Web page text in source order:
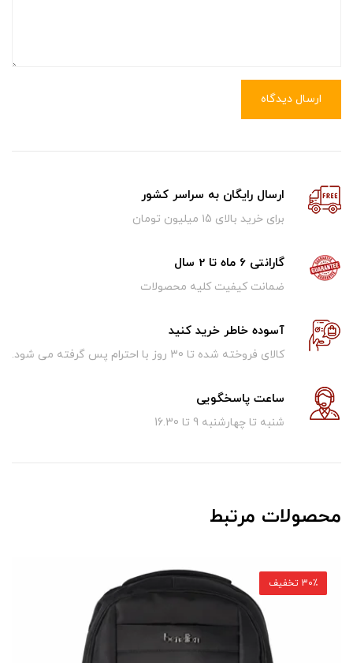
ارسال دیدگاه
ارسال رایگان به سراسر کشور
برای خرید بالای ۱5 میلیون تومان
گارانتی 6 ماه تا 2 سال
ضمانت کیفیت کلیه محصولات
آسوده خاطر خرید کنید
کالای فروخته شده تا 30 روز با احترام پس گرفته می شود.
ساعت پاسخگویی
شنبه تا چهارشنبه 9 تا 16.30
محصولات مرتبط
30٪ تخفیف